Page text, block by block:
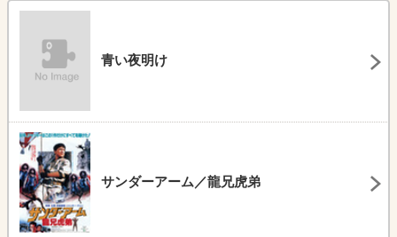
青い夜明け
サンダーアーム／龍兄虎弟